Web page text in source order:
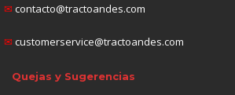
✉ contacto@tractoandes.com
✉ customerservice@tractoandes.com
Quejas y Sugerencias